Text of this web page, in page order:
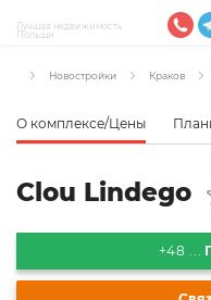
Лучшая недвижимость
Польши
Новостройки Краков
О комплексе/Цены
Clou Lindego
+48 ...